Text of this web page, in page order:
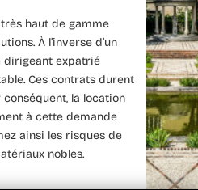
haut de gamme
À l’inverse d’un
dirigeant expatrié
Ces contrats durent
la location
à cette demande
ainsi les risques de
nobles.